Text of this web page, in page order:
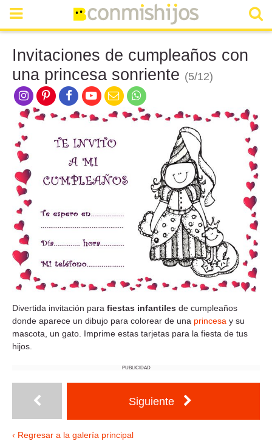
Invitaciones de cumpleaños con
una princesa sonriente (5/12)
Divertida invitación para fiestas infantiles de cumpleaños
donde aparece un dibujo para colorear de una princesa y su
mascota, un gato. Imprime estas tarjetas para la fiesta de tus
hijos.
PUBLICIDAD
Siguiente
‹ Regresar a la galería principal